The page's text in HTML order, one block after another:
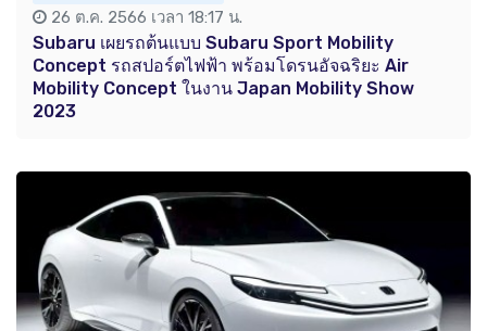
26 ต.ค. 2566 เวลา 18:17 น.
Subaru เผยรถต้นแบบ Subaru Sport Mobility
Concept รถสปอร์ตไฟฟ้า พร้อมโดรนอัจฉริยะ Air
Mobility Concept ในงาน Japan Mobility Show
2023